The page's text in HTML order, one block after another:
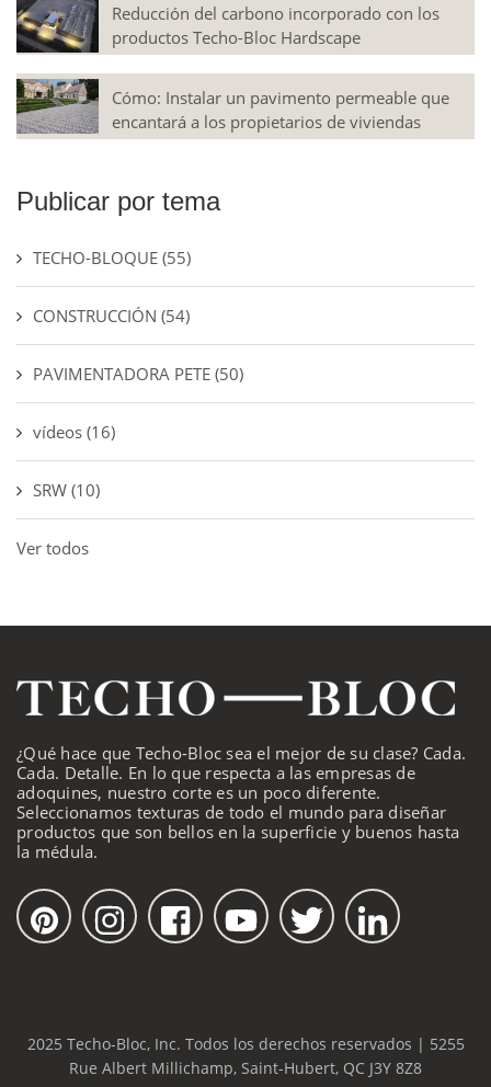
Reducción del carbono incorporado con los
productos Techo-Bloc Hardscape
Cómo: Instalar un pavimento permeable que
encantará a los propietarios de viviendas
Publicar por tema
TECHO-BLOQUE (55)
CONSTRUCCIÓN (54)
PAVIMENTADORA PETE (50)
vídeos (16)
SRW (10)
Ver todos
¿Qué hace que Techo-Bloc sea el mejor de su clase? Cada.
Cada. Detalle. En lo que respecta a las empresas de
adoquines, nuestro corte es un poco diferente.
Seleccionamos texturas de todo el mundo para diseñar
productos que son bellos en la superficie y buenos hasta
la médula.
2025 Techo-Bloc, Inc. Todos los derechos reservados | 5255
Rue Albert Millichamp, Saint-Hubert, QC J3Y 8Z8